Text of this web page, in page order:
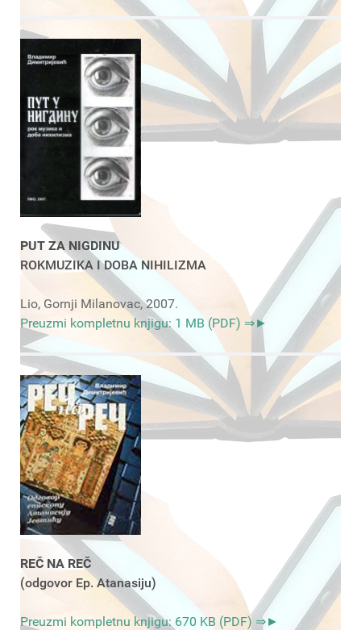
PUT ZA NIGDINU
ROKMUZIKA I DOBA NIHILIZMA
Lio, Gornji Milanovac, 2007.
Preuzmi kompletnu knjigu: 1 MB (PDF) ⇒►
REČ NA REČ
(odgovor Ep. Atanasiju)
Preuzmi kompletnu knjigu: 670 KB (PDF) ⇒►